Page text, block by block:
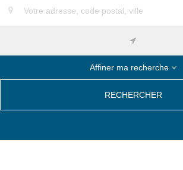
Affiner ma recherche
RECHERCHER